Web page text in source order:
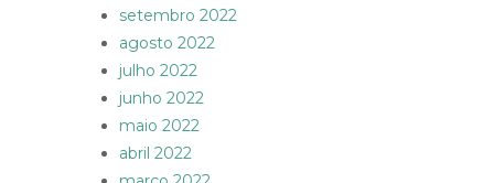
setembro 2022
agosto 2022
julho 2022
junho 2022
maio 2022
abril 2022